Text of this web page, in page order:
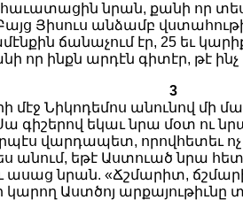
նրան, քանի որ
Յիսուս անձամբ
ճանաչում էր, 25 եւ
որ ինքն արդէն գիտէր, թէ ինչ
3
մէջ Նիկոդեմոս անունով մի
գիշերով եկաւ նրա մօտ ու
վարդապետ, որովհետեւ
անում, եթէ Աստուած նրա հետ
նրան. «Ճշմարիտ,
կարող Աստծոյ արքայութիւնը